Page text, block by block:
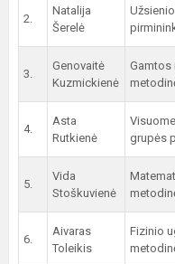
2.
Natalija
Šerelė
3.
Genovaitė
Kuzmickienė
Gamtos
4.
Asta
Rutkienė
grupės
5.
Vida
Stoškuvienė
6.
Aivaras
Toleikis
Fizinio